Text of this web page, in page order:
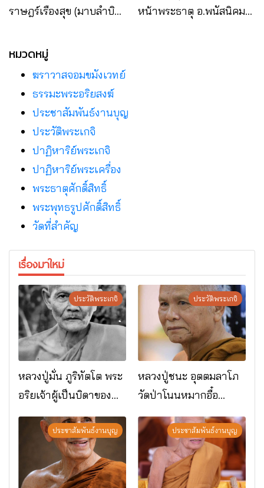
ราษฎร์เรืองสุข (มาบลำบิด)
หน้าพระธาตุ อ.พนัสนิคม
หมวดหมู่
ฆราวาสจอมขมังเวทย์
ธรรมะพระอริยสงฆ์
ประชาสัมพันธ์งานบุญ
ประวัติพระเกจิ
ปาฏิหาริย์พระเกจิ
ปาฏิหาริย์พระเครื่อง
พระธาตุศักดิ์สิทธิ์
พระพุทธรูปศักดิ์สิทธิ์
วัดที่สําคัญ
เรื่องมาใหม่
ประวัติพระเกจิ
หลวงปู่มั่น ภูริทัตโต พระ
อริยเจ้าผู้เป็นบิดาของ
พระกรรมฐาน
ประวัติพระเกจิ
หลวงปู่ชนะ อุตตมลาโภ
วัดป่าโนนหมากอื๋อ
อ.เมือง จ.มหาสารคาม
ประชาสัมพันธ์งานบุญ ประชาสัมพันธ์งานบุญ